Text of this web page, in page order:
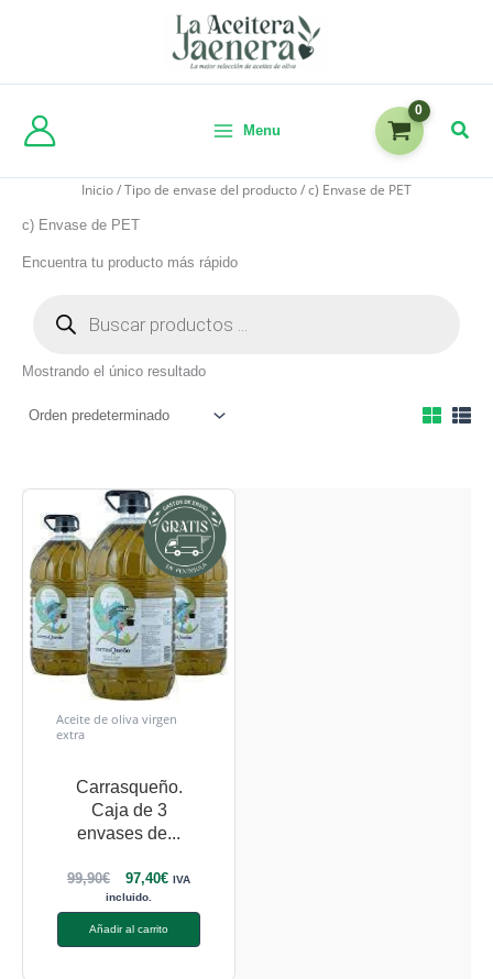
Menu
Inicio/ Tipo de envase del producto / c) Envase de PET
c) Envase de PET
Encuentra tu producto más rápido
Mostrando el único resultado
Aceite de oliva virgen
extra
Carrasqueño.
Caja de 3
envases de...
99,90€ 97,40€ IVA
incluido.
Añadir al carrito